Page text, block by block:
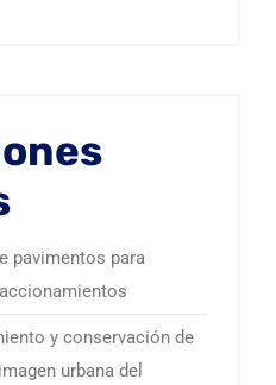
pavimentos para
y conservación de
urbana del